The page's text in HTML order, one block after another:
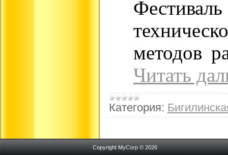
методов
Читать
Категория:
Copyright MyCorp © 2026